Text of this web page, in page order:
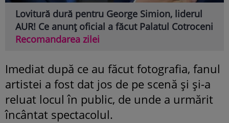
Lovitură dură pentru George Simion, liderul
AUR! Ce anunț oficial a făcut Palatul Cotroceni
Recomandarea zilei
Imediat după ce au făcut fotografia, fanul
artistei a fost dat jos de pe scenă și și-a
reluat locul în public, de unde a urmărit
încântat spectacolul.